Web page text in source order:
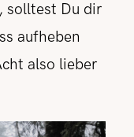
solltest Du dir
aufheben
also lieber